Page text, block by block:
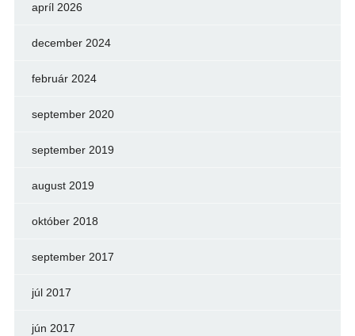
apríl 2026
december 2024
február 2024
september 2020
september 2019
august 2019
október 2018
september 2017
júl 2017
jún 2017